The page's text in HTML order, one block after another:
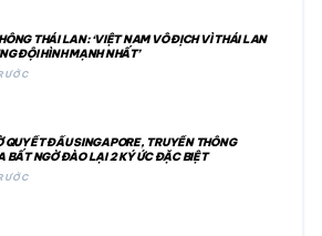
THÁI LAN: ‘VIỆT NAM VÔ ĐỊCH VÌ THÁI LAN
ĐỘI HÌNH MẠNH NHẤT’
QUYẾT ĐẤU SINGAPORE, TRUYỀN THÔNG
BẤT NGỜ ĐÀO LẠI 2 KÝ ỨC ĐẶC BIỆT